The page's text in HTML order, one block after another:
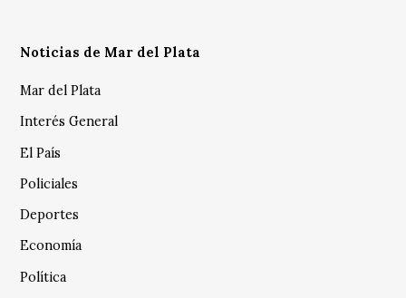
Noticias de Mar del Plata
Mar del Plata
Interés General
El País
Policiales
Deportes
Economía
Política